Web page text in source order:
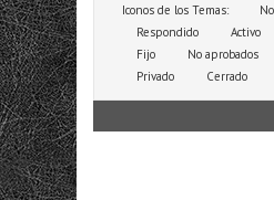
Iconos de los Temas:
Respondido
Activo
Fijo
No aprobados
Privado
Cerrado